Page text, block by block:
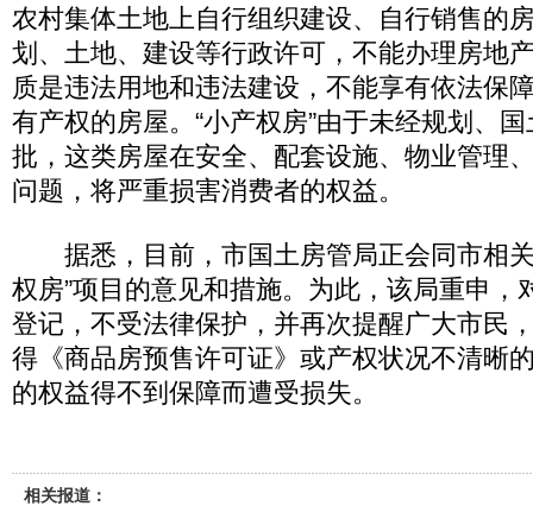
农村集体土地上自行组织建设、自行销售的
划、土地、建设等行政许可，不能办理房地
质是违法用地和违法建设，不能享有依法保
有产权的房屋。“小产权房”由于未经规划、
批，这类房屋在安全、配套设施、物业管理
问题，将严重损害消费者的权益。
据悉，目前，市国土房管局正会同市相关
权房”项目的意见和措施。为此，该局重申，
登记，不受法律保护，并再次提醒广大市民
得《商品房预售许可证》或产权状况不清晰
的权益得不到保障而遭受损失。
相关报道：